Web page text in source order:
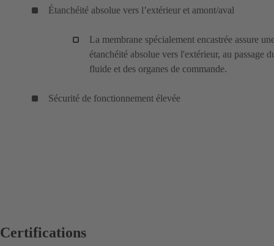
Étanchéité absolue vers l’extérieur et amont/aval
La membrane spécialement encastrée assure
étanchéité absolue vers l'extérieur, au passage
fluide et des organes de commande.
Sécurité de fonctionnement élevée
Certifications